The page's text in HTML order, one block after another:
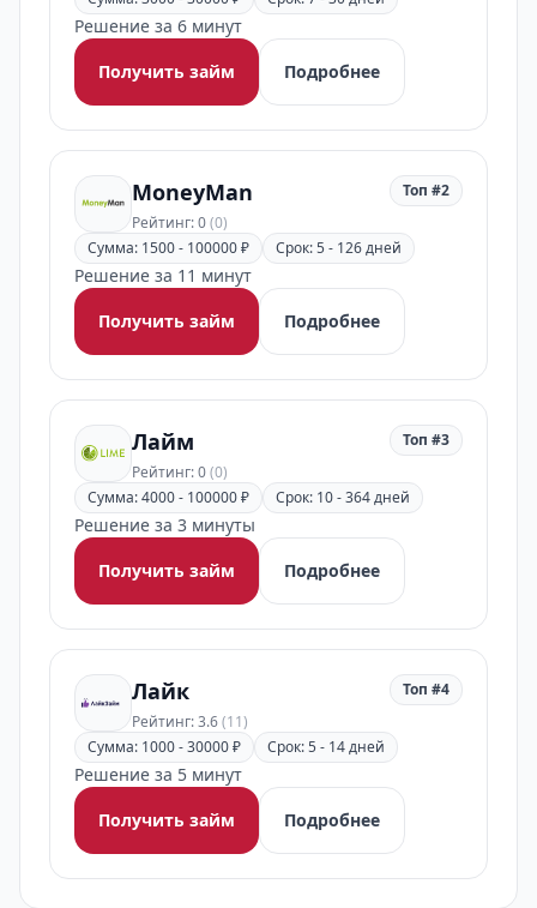
Решение за 6 минут
Получить займ
Подробнее
MoneyMan
Рейтинг: 0(0)
Топ #2
Сумма: 1500 - 100000 ₽ Срок: 5 - 126 дней
Решение за 11 минут
Получить займ
Подробнее
Лайм
Рейтинг: 0(0)
Топ #3
Сумма: 4000 - 100000 ₽ Срок: 10 - 364 дней
Решение за 3 минуты
Получить займ
Подробнее
Лайк
Рейтинг: 3.6(11)
Топ #4
Сумма: 1000 - 30000 ₽ Срок: 5 - 14 дней
Решение за 5 минут
Получить займ
Подробнее